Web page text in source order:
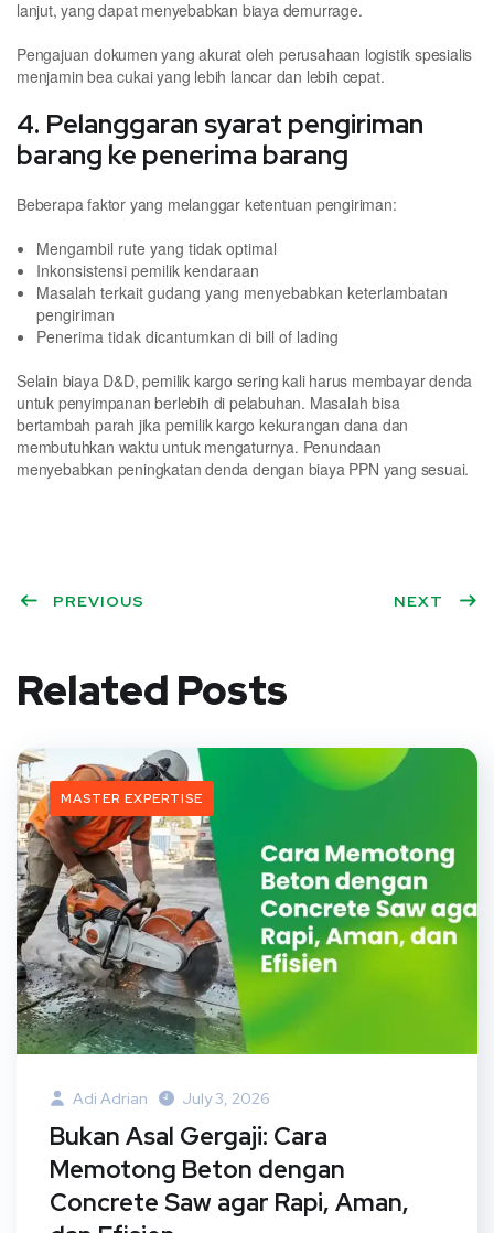
lanjut, yang dapat menyebabkan biaya demurrage.
Pengajuan dokumen yang akurat oleh perusahaan logistik spesialis
menjamin bea cukai yang lebih lancar dan lebih cepat.
4. Pelanggaran syarat pengiriman
barang ke penerima barang
Beberapa faktor yang melanggar ketentuan pengiriman:
Mengambil rute yang tidak optimal
Inkonsistensi pemilik kendaraan
Masalah terkait gudang yang menyebabkan keterlambatan
pengiriman
Penerima tidak dicantumkan di bill of lading
Selain biaya D&D, pemilik kargo sering kali harus membayar denda
untuk penyimpanan berlebih di pelabuhan. Masalah bisa
bertambah parah jika pemilik kargo kekurangan dana dan
membutuhkan waktu untuk mengaturnya. Penundaan
menyebabkan peningkatan denda dengan biaya PPN yang sesuai.
PREVIOUS NEXT
Related Posts
MASTER EXPERTISE
Adi Adrian July 3, 2026
Bukan Asal Gergaji: Cara
Memotong Beton dengan
Concrete Saw agar Rapi, Aman,